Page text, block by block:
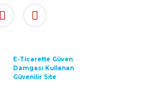
E-Ticarette Güven
Damgası Kullanan
Güvenilir Site